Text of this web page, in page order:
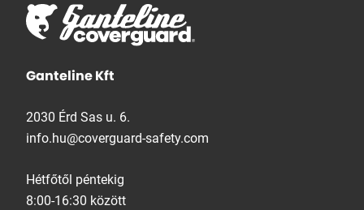
Ganteline Kft
2030 Érd Sas u. 6.
info.hu@coverguard-safety.com
Hétfőtől péntekig
8:00-16:30 között